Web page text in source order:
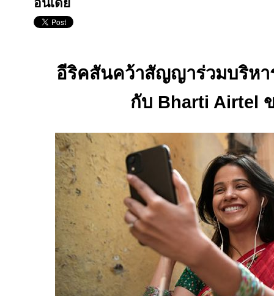
อินเดีย
อีริคสันคว้าสัญญาร่วมบริหา
กับ Bharti Airtel